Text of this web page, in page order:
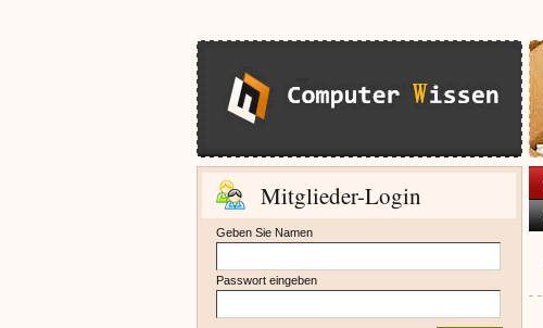
Mitglieder-Login
Geben Sie Namen
Passwort eingeben